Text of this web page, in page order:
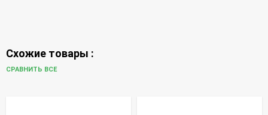
Схожие товары :
СРАВНИТЬ ВСЕ